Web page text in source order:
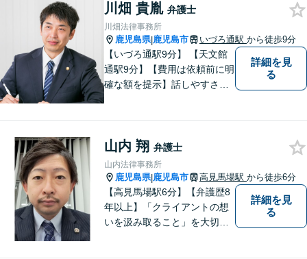
なさまと一緒に成長させてい
ただきたい。それが私たち，
みずほ法律事務所の思いで
す。
川畑 貴胤 弁護士
川畑法律事務所
鹿児島県|鹿児島市 いづろ通駅 から徒歩9分
【いづろ通駅9分】 【天文館
通駅9分】【費用は依頼前に明
確な額を提示】話しやすさを
で、お悩みの解決に向けて丁
寧にアドバイスしていきま
す。
詳細を見
る
山内 翔 弁護士
山内法律事務所
鹿児島県|鹿児島市 高見馬場駅 から徒歩6分
【高見馬場駅6分】【弁護歴8
年以上】「クライアントの想
いを汲み取ること」を大切に
詳細を見
る